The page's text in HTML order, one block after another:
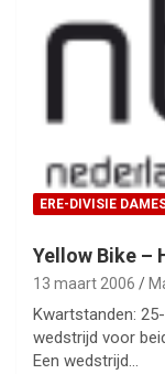
ERE-DIVISIE
Yellow Bike –
13 maart 2006
Kwartstanden:
wedstrijd voor
Een wedstrijd…